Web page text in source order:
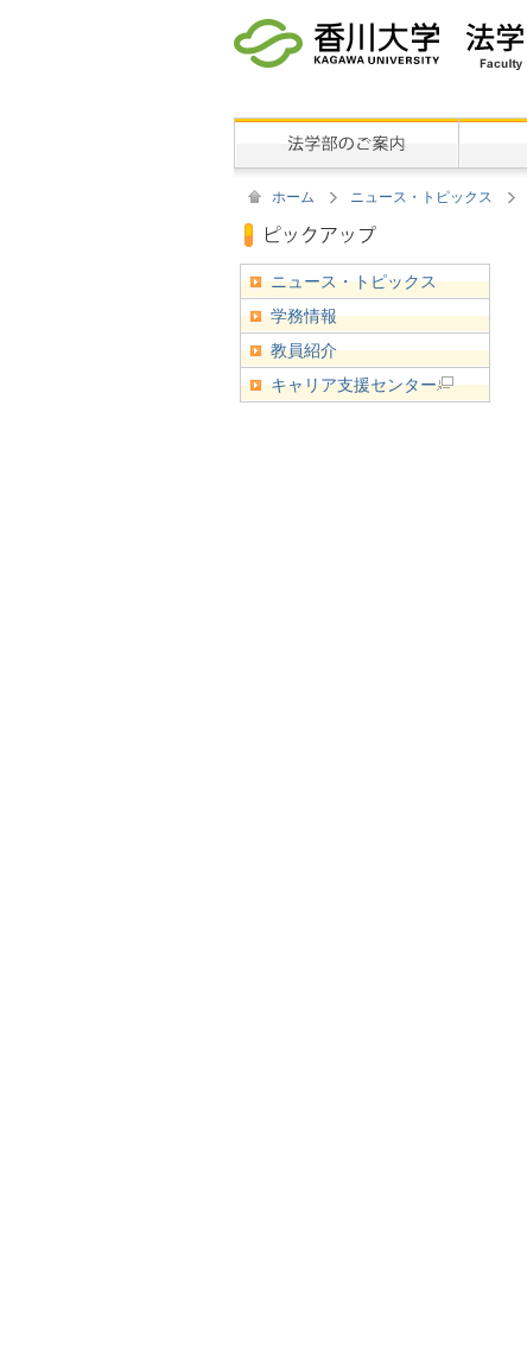
ホーム ニュース・トピックス
ニュース・トピックス
学務情報
教員紹介
キャリア支援センター